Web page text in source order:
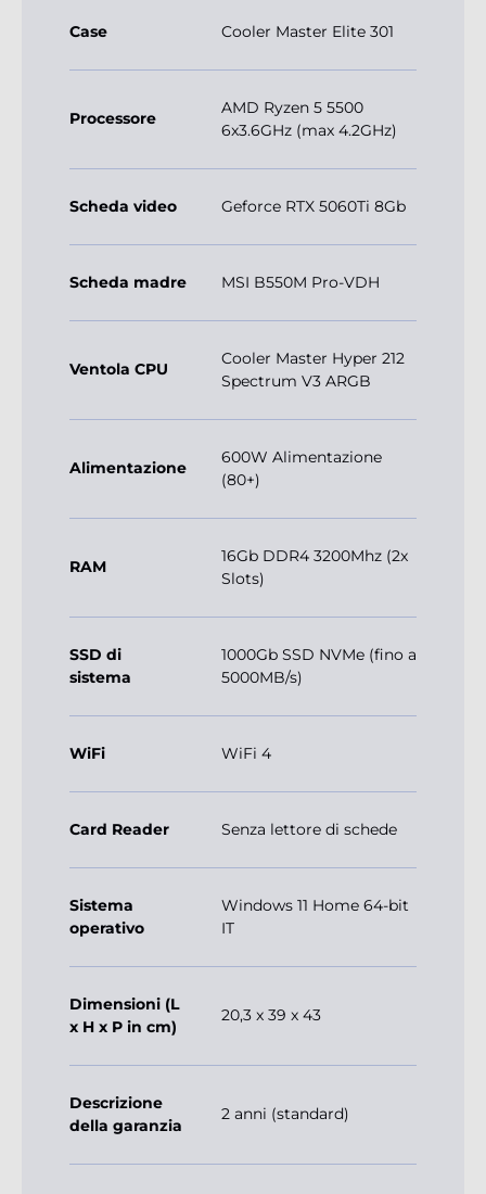
Case Cooler Master Elite 301
Processore
AMD Ryzen 5 5500
6x3.6GHz (max 4.2GHz)
Scheda video Geforce RTX 5060Ti 8Gb
Scheda madre MSI B550M Pro-VDH
Ventola CPU
Cooler Master Hyper 212
Spectrum V3 ARGB
Alimentazione
600W Alimentazione
(80+)
RAM
16Gb DDR4 3200Mhz (2x
Slots)
SSD di
sistema
1000Gb SSD NVMe (fino a
5000MB/s)
WiFi WiFi 4
Card Reader Senza lettore di schede
Sistema
operativo
Windows 11 Home 64-bit
IT
Dimensioni (L
x H x P in cm)
20,3 x 39 x 43
Descrizione
della garanzia
2 anni (standard)